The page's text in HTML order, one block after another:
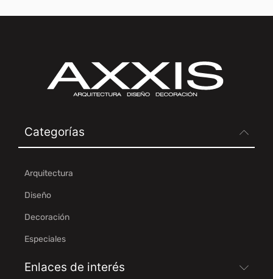
Categorías
Arquitectura
Diseño
Decoración
Especiales
Enlaces de interés